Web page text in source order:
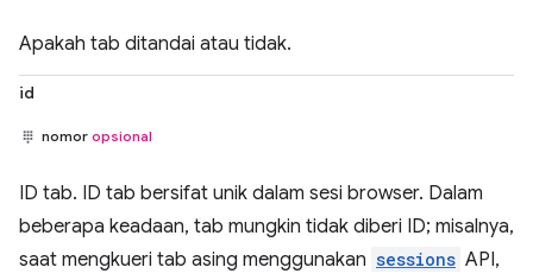
Apakah tab ditandai atau tidak.
id
nomor opsional
ID tab. ID tab bersifat unik dalam sesi browser. Dalam
beberapa keadaan, tab mungkin tidak diberi ID; misalnya,
saat mengkueri tab asing menggunakan sessions API,